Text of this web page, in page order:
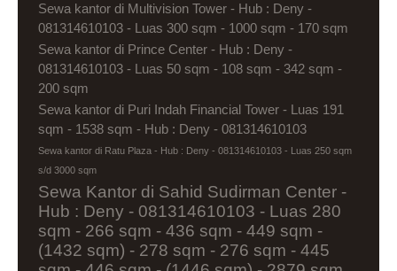
Sewa kantor di Multivision Tower - Hub : Deny -
081314610103 - Luas 300 sqm - 1000 sqm - 170 sqm
Sewa kantor di Prince Center - Hub : Deny -
081314610103 - Luas 50 sqm - 108 sqm - 342 sqm -
200 sqm
Sewa kantor di Puri Indah Financial Tower - Luas 191
sqm - 1538 sqm - Hub : Deny - 081314610103
Sewa kantor di Ratu Plaza - Hub : Deny - 081314610103 - Luas 250 sqm
s/d 3000 sqm
Sewa Kantor di Sahid Sudirman Center -
Hub : Deny - 081314610103 - Luas 280
sqm - 266 sqm - 436 sqm - 449 sqm -
(1432 sqm) - 278 sqm - 276 sqm - 445